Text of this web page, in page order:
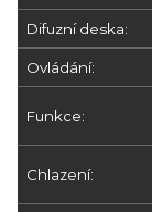
Difuzní deska:
Ovládání:
Funkce:
Chlazení: